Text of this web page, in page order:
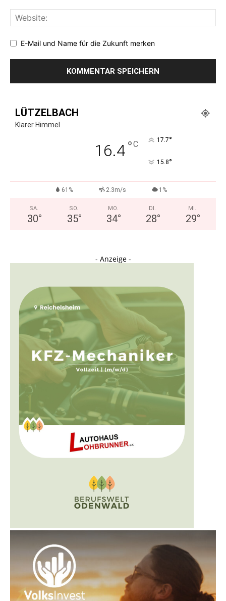
E-Mail und Name für die Zukunft merken
LÜTZELBACH
Klarer Himmel
16.4°C 17.7°
15.8°
61% 2.3m/s 1%
SA.
30°
SO.
35°
MO.
34°
DI.
28°
MI.
29°
- Anzeige -